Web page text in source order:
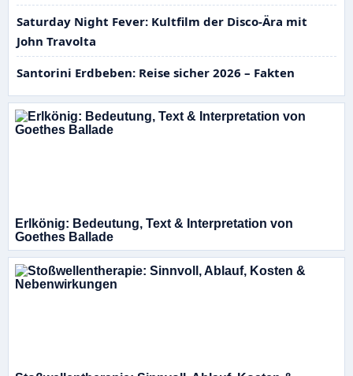
Saturday Night Fever: Kultfilm der Disco-Ära mit
John Travolta
Santorini Erdbeben: Reise sicher 2026 – Fakten
Erlkönig: Bedeutung, Text & Interpretation von
Goethes Ballade